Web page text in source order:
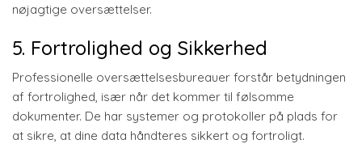
nøjagtige oversættelser.
5. Fortrolighed og Sikkerhed
Professionelle oversættelsesbureauer forstår betydningen
af fortrolighed, især når det kommer til følsomme
dokumenter. De har systemer og protokoller på plads for
at sikre, at dine data håndteres sikkert og fortroligt.